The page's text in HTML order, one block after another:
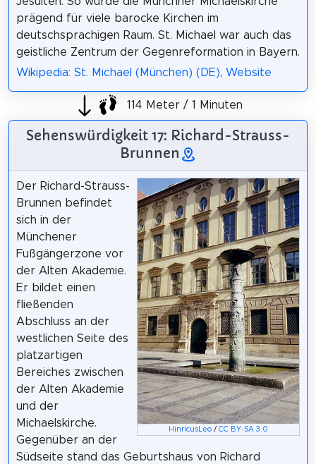
prägend für viele barocke Kirchen im
deutschsprachigen Raum. St. Michael war auch das
geistliche Zentrum der Gegenreformation in Bayern.
Wikipedia: St. Michael (München) (DE), Website
114 Meter / 1 Minuten
Sehenswürdigkeit 17: Richard-Strauss-
Brunnen
HinricusLeo /CC BY-SA 3.0
Der Richard-Strauss-
Brunnen befindet
sich in der
Münchener
Fußgängerzone vor
der Alten Akademie.
Er bildet einen
fließenden
Abschluss an der
westlichen Seite des
platzartigen
Bereiches zwischen
der Alten Akademie
und der
Michaelskirche.
Gegenüber an der
Südseite stand das Geburtshaus von Richard